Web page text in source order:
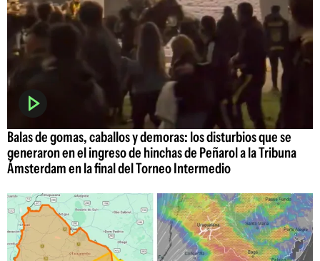
Balas de gomas, caballos y demoras: los disturbios que se
generaron en el ingreso de hinchas de Peñarol a la Tribuna
Ámsterdam en la final del Torneo Intermedio